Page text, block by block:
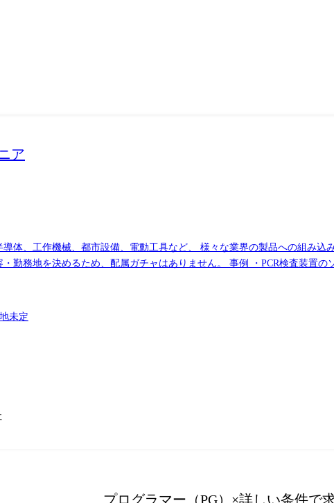
で動きます。 ●勤務場所は自社社内とお客様先が6:4です。 ●通信キャリ
ア
体、工作機械、都市設備、電動工具など、 様々な業界の製品への組み
ません。 事例 ・PCR検査装置のソフトウェア開発 ・自動運転関連のシステム開発 ・AR技術を使ったシューティ
シミュレーター開発 ・etc…
未定
プログラマー（PG） ×詳しい条件で